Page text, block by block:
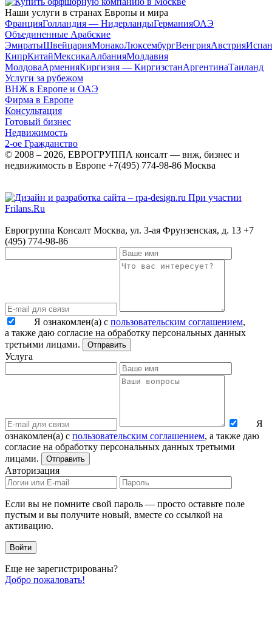
Наши услуги в странах Европы и мира
ФранцияГолландия — НидерландыГерманияОАЭ
Объединенные Арабские
ЭмиратыШвейцарияМонакоЛюксембургВенгрияАвстрия
КипрКитайМексикаАлбанияМолдавия
МолдоваАрменияКиргизия — КиргизстанАргентинаТаиланд
Услуги за рубежом
ВНЖ в Европе и ОАЭ
Фирма в Европе
Консультация
Готовый бизнес
Недвижимость
2-ое Гражданство
© 2008 – 2026, ЕВРОГРУППА консалт — внж, бизнес и
недвижимость в Европе +7(495) 774-98-86 Москва
При участии
Frilans.Ru
Еврогруппа Консалт Москва, ул. 3-ая Фрунзенская, д. 13 +7
(495) 774-98-86
Я ознакомлен(а) с пользовательским соглашением,
а также даю согласие на обработку персональных данных
третьими лицами.
Отправить
Услуга
Я
ознакомлен(а) с пользовательским соглашением, а также даю
согласие на обработку персональных данных третьими
лицами.
Отправить
Авторизация
Если вы не помните свой пароль — просто оставьте поле
пустым и вы получите новый, вместе со ссылкой на
активацию.
Войти
Еще не зарегистрированы?
Добро пожаловать!